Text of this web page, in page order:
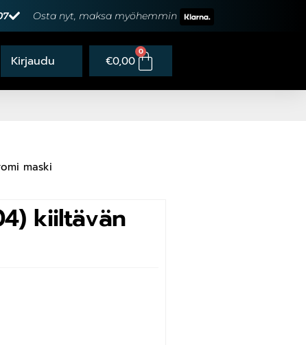
Osta nyt, maksa myöhemmin
€0,00
0
maski
kiiltävän